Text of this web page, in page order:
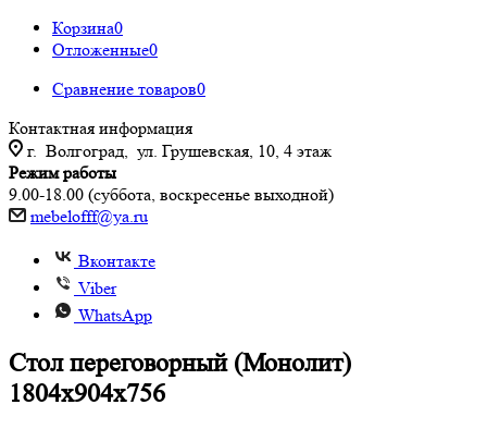
Корзина0
Отложенные0
Сравнение товаров0
Контактная информация
г. Волгоград, ул. Грушевская, 10, 4 этаж
Режим работы
9.00-18.00 (суббота, воскресенье выходной)
mebelofff@ya.ru
Вконтакте
Viber
WhatsApp
Стол переговорный (Монолит)
1804х904х756